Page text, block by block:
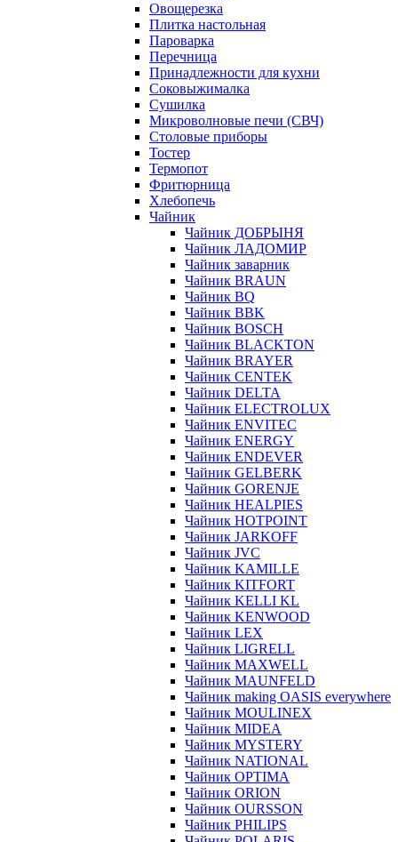
Овощерезка
Плитка настольная
Пароварка
Перечница
Принадлежности для кухни
Соковыжималка
Сушилка
Микроволновые печи (СВЧ)
Столовые приборы
Тостер
Термопот
Фритюрница
Хлебопечь
Чайник
Чайник ДОБРЫНЯ
Чайник ЛАДОМИР
Чайник заварник
Чайник BRAUN
Чайник BQ
Чайник BBK
Чайник BOSCH
Чайник BLACKTON
Чайник BRAYER
Чайник CENTEK
Чайник DELTA
Чайник ELECTROLUX
Чайник ENVITEC
Чайник ENERGY
Чайник ENDEVER
Чайник GELBERK
Чайник GORENJE
Чайник HEALPIES
Чайник HOTPOINT
Чайник JARKOFF
Чайник JVC
Чайник KAMILLE
Чайник KITFORT
Чайник KELLI KL
Чайник KENWOOD
Чайник LEX
Чайник LIGRELL
Чайник MAXWELL
Чайник MAUNFELD
Чайник making OASIS everywhere
Чайник MOULINEX
Чайник MIDEA
Чайник MYSTERY
Чайник NATIONAL
Чайник OPTIMA
Чайник ORION
Чайник OURSSON
Чайник PHILIPS